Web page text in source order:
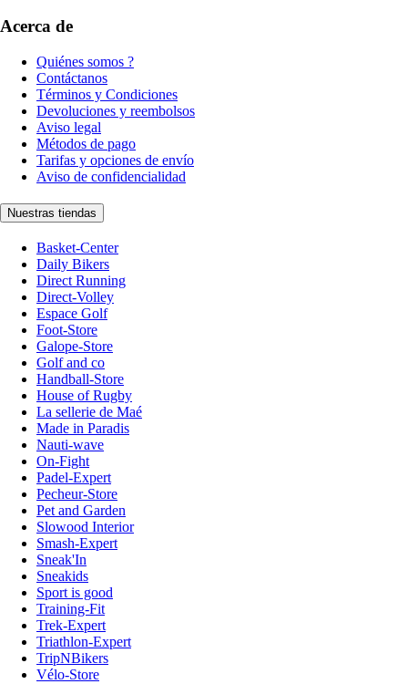
Acerca de
Quiénes somos ?
Contáctanos
Términos y Condiciones
Devoluciones y reembolsos
Aviso legal
Métodos de pago
Tarifas y opciones de envío
Aviso de confidencialidad
Nuestras tiendas
Basket-Center
Daily Bikers
Direct Running
Direct-Volley
Espace Golf
Foot-Store
Galope-Store
Golf and co
Handball-Store
House of Rugby
La sellerie de Maé
Made in Paradis
Nauti-wave
On-Fight
Padel-Expert
Pecheur-Store
Pet and Garden
Slowood Interior
Smash-Expert
Sneak'In
Sneakids
Sport is good
Training-Fit
Trek-Expert
Triathlon-Expert
TripNBikers
Vélo-Store